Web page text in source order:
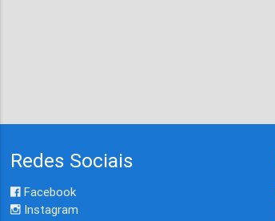
Redes Sociais
Facebook
Instagram